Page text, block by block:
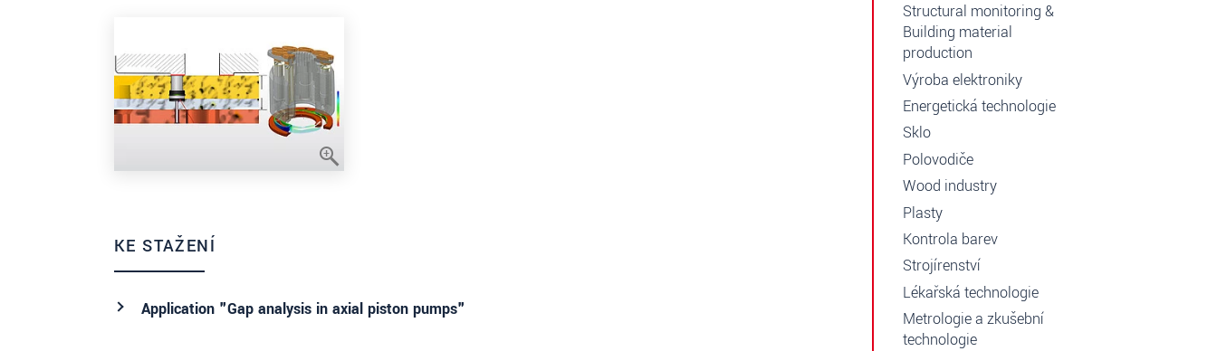
KE STAŽENÍ
Application "Gap analysis in axial piston pumps"
Structural monitoring &
Building material
production
Výroba elektroniky
Energetická technologie
Sklo
Polovodiče
Wood industry
Plasty
Kontrola barev
Strojírenství
Lékařská technologie
Metrologie a zkušební
technologie